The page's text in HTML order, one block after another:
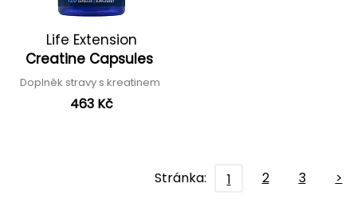
Life Extension
Creatine Capsules
Doplněk stravy s kreatinem
463 Kč
Stránka: 1 2 3 >